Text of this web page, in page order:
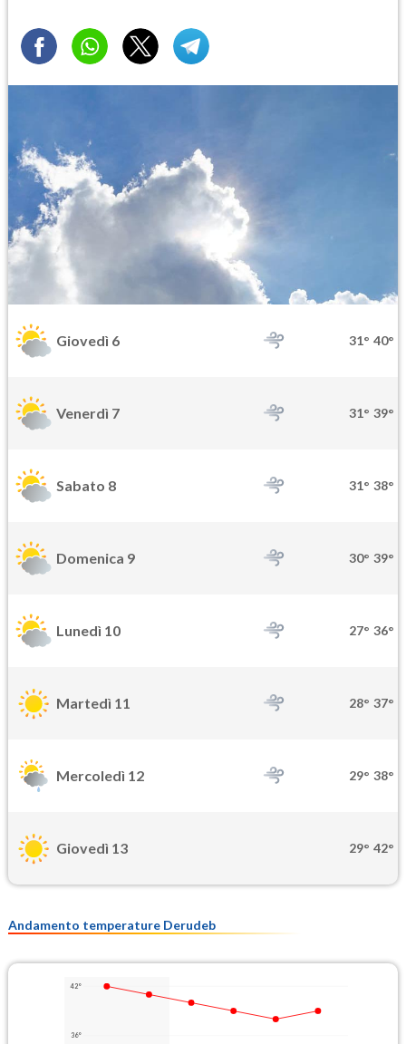
Giovedì 6 31° 40°
Venerdì 7 31° 39°
Sabato 8 31° 38°
Domenica 9 30° 39°
Lunedì 10 27° 36°
Martedì 11 28° 37°
Mercoledì 12 29° 38°
Giovedì 13 29° 42°
Andamento temperature Derudeb
42°
36°